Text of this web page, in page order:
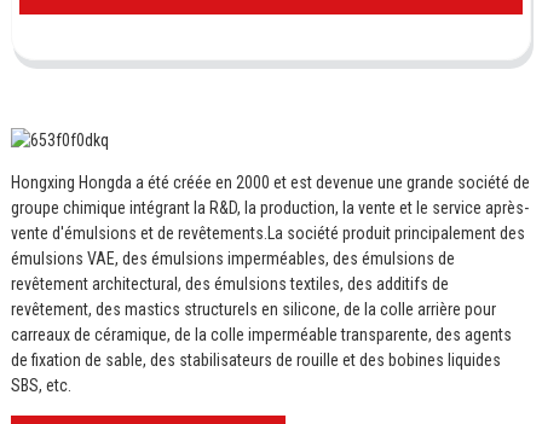
Hongxing Hongda a été créée en 2000 et est devenue une grande société de
groupe chimique intégrant la R&D, la production, la vente et le service après-
vente d'émulsions et de revêtements.La société produit principalement des
émulsions VAE, des émulsions imperméables, des émulsions de
revêtement architectural, des émulsions textiles, des additifs de
revêtement, des mastics structurels en silicone, de la colle arrière pour
carreaux de céramique, de la colle imperméable transparente, des agents
de fixation de sable, des stabilisateurs de rouille et des bobines liquides
SBS, etc.